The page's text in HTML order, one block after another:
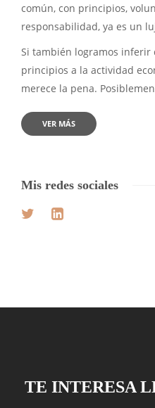
común, con principios,
responsabilidad, ya es un
Si también logramos inferir
principios a la actividad
merece la pena.
VER MÁS
Mis redes sociales
TE INTERESA